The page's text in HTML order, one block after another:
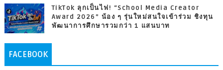
TikTok ลุกเป็นไฟ! “School Media Creator
Award 2026” น้อง ๆ รุ่นใหม่สนใจเข้าร่วม ชิงทุน
พัฒนาการศึกษารวมกว่า 1 แสนบาท
FACEBOOK